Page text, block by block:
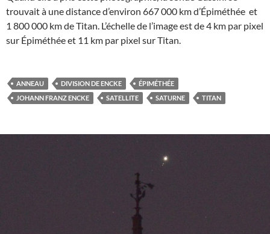
trouvait à une distance d’environ 667 000 km d’Épiméthée et
1 800 000 km de Titan. L’échelle de l’image est de 4 km par pixel
sur Épiméthée et 11 km par pixel sur Titan.
ANNEAU DIVISION DE ENCKE
ÉPIMÉTHÉE
JOHANN FRANZ ENCKE
SATELLITE SATURNE TITAN